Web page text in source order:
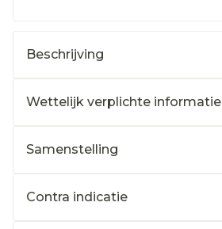
Beschrijving
Wettelijk verplichte informatie
Samenstelling
Contra indicatie